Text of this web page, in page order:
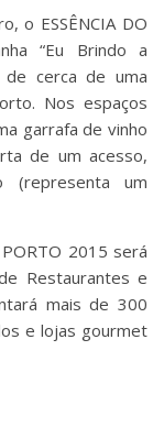
o ESSÊNCIA DO
“Eu Brindo a
cerca de uma
Nos espaços
garrafa de vinho
de um acesso,
(representa um
2015 será
Restaurantes e
mais de 300
e lojas gourmet